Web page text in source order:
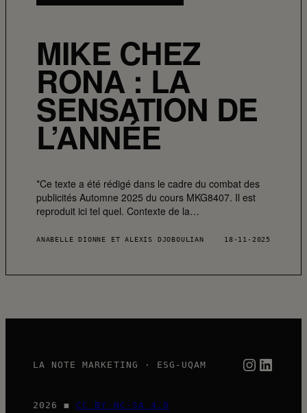
MIKE CHEZ
RONA : LA
SENSATION DE
L’ANNÉE
*Ce texte a été rédigé dans le cadre du combat des
publicités Automne 2025 du cours MKG8407. Il est
reproduit ici tel quel. Contexte de la…
ANABELLE DIONNE ET ALEXIS DJOBOULIAN 18·11·2025
LA NOTE MARKETING · ESG-UQAM
2026 ◼ CC BY-NC-SA 4.0